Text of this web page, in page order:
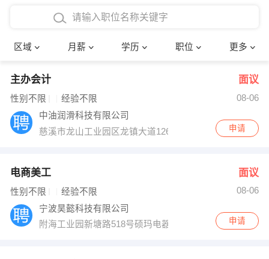
区域 月薪 学历 职位 更多
4000-5000元
8000-12000元
12000-20000元
博士
文员
财务会计
网络IT
快递员
收银员 技术员/工程师
确定
主办会计 面议
性别不限 经验不限
08-06
中油润滑科技有限公司
慈溪市龙山工业园区龙镇大道126
申请
电商美工 面议
性别不限 经验不限
08-06
宁波昊懿科技有限公司
附海工业园新塘路518号硕玛电器4楼
申请